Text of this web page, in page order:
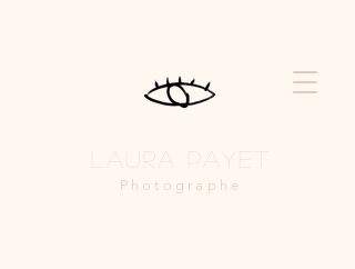
Laura Payet
Photographe